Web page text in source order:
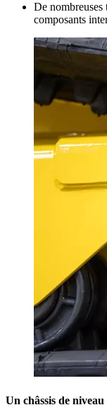
De nombreuses
composants
Un châssis de